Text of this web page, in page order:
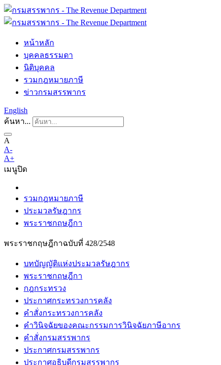
หน้าหลัก
บุคคลธรรมดา
นิติบุคคล
รวมกฎหมายภาษี
ข่าวกรมสรรพากร
English
ค้นหา...
A
A-
A+
เมนูปิด
รวมกฎหมายภาษี
ประมวลรัษฎากร
พระราชกฤษฎีกา
พระราชกฤษฎีกาฉบับที่ 428/2548
บทบัญญัติแห่งประมวลรัษฎากร
พระราชกฤษฎีกา
กฎกระทรวง
ประกาศกระทรวงการคลัง
คำสั่งกระทรวงการคลัง
คำวินิจฉัยของคณะกรรมการวินิจฉัยภาษีอากร
คำสั่งกรมสรรพากร
ประกาศกรมสรรพากร
ประกาศอธิบดีกรมสรรพากร